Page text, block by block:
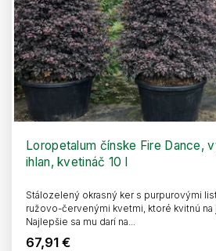
t
o
v
Loropetalum čínske Fire Dance,
ihlan, kvetináč 10 l
67,91 €
Stálozelený okrasný ker s purpurovými
ružovo-červenými kvetmi, ktoré kvitnú na
Najlepšie sa mu darí na...